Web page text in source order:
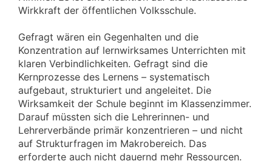
Wirkkraft der öffentlichen Volksschule.
Gefragt wären ein Gegenhalten und die
Konzentration auf lernwirksames Unterrichten mit
klaren Verbindlichkeiten. Gefragt sind die
Kernprozesse des Lernens – systematisch
aufgebaut, strukturiert und angeleitet. Die
Wirksamkeit der Schule beginnt im Klassenzimmer.
Darauf müssten sich die Lehrerinnen- und
Lehrerverbände primär konzentrieren – und nicht
auf Strukturfragen im Makrobereich. Das
erforderte auch nicht dauernd mehr Ressourcen.